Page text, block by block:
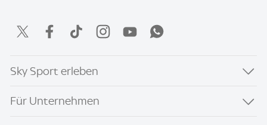
Sky Sport erleben
Für Unternehmen